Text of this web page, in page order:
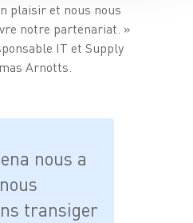
plaisir et nous nous
notre partenariat. »
IT et Supply
Arnotts.
nous a
transiger